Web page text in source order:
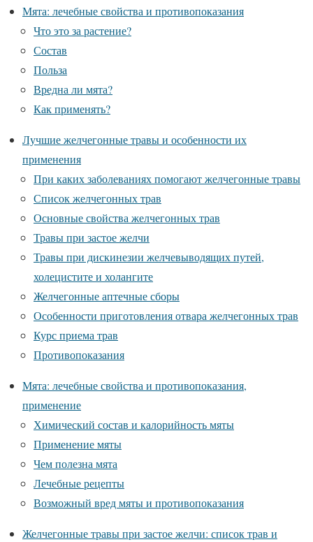
Мята: лечебные свойства и противопоказания
Что это за растение?
Состав
Польза
Вредна ли мята?
Как применять?
Лучшие желчегонные травы и особенности их
применения
При каких заболеваниях помогают желчегонные травы
Список желчегонных трав
Основные свойства желчегонных трав
Травы при застое желчи
Травы при дискинезии желчевыводящих путей,
холецистите и холангите
Желчегонные аптечные сборы
Особенности приготовления отвара желчегонных трав
Курс приема трав
Противопоказания
Мята: лечебные свойства и противопоказания,
применение
Химический состав и калорийность мяты
Применение мяты
Чем полезна мята
Лечебные рецепты
Возможный вред мяты и противопоказания
Желчегонные травы при застое желчи: список трав и